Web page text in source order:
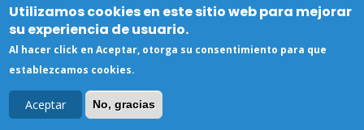
Utilizamos cookies en este sitio web para mejorar
su experiencia de usuario.
Al hacer click en Aceptar, otorga su consentimiento para que
establezcamos cookies.
Aceptar No, gracias